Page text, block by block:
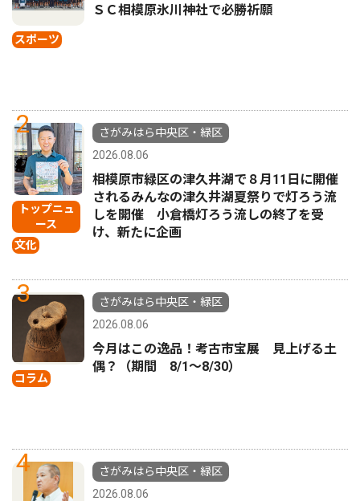
スポーツ
ＳＣ相模原氷川神社で必勝祈願
2
トップニュ
ース
文化
さがみはら中央区・緑区
2026.08.06
相模原市緑区の津久井湖で８月11日に開催
されるみんなの津久井湖夏祭りで灯ろう流
しを開催 小倉橋灯ろう流しの終了を受
け、新たに企画
3
コラム
さがみはら中央区・緑区
2026.08.06
今月はこの逸品！考古市宝展 見上げる土
偶？（期間 8/1〜8/30）
4
さがみはら中央区・緑区
2026.08.06